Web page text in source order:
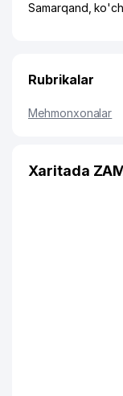
Samarqand ,
Rubrikalar
Mehmonxonalar
Xaritada